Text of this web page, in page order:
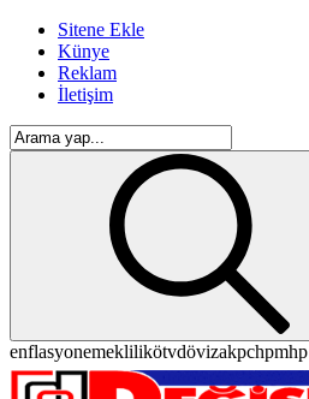
Sitene Ekle
Künye
Reklam
İletişim
enflasyonemeklilikötvdövizakpchpmhp